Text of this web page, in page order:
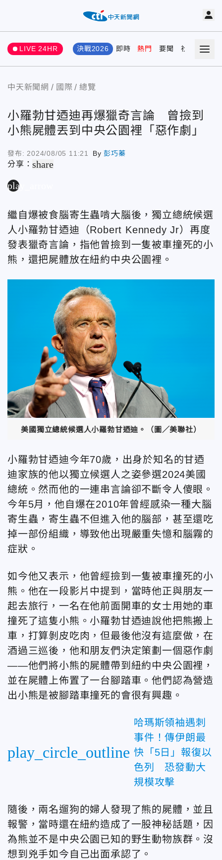
LIVE 24HR 決戰2026 即時 熱門 要聞 社會 娛樂
中天新聞網 國際 總覽
小羅勃甘迺迪再爆獵奇言論 曾撿到
小熊屍體丟到中央公園裡「惡作劇」
發布: 2024/08/05 11:21 By彭巧蓁
分享：share
play_arrow
繼自爆被食腦寄生蟲啃大腦後，獨立總統候選
人小羅勃甘迺迪（Robert Kennedy Jr）再度
發表獵奇言論，指他曾撿到一隻被車撞死的小
熊，還把屍體放在紐約中央公園裡。
美國獨立總統候選人小羅勃甘迺迪。（圖／美聯社）
小羅勃甘迺迪今年70歲，出身於知名的甘迺
迪家族的他以獨立候選人之姿參選2024美國
總統。然而他的一連串言論卻不斷令人傻眼。
今年5月，他自爆在2010年曾經感染一種大腦
寄生蟲，寄生蟲不但進入他的腦部，甚至還吃
掉一部份組織，導致他出現嚴重失憶和腦霧的
症狀。
如今他又表示，他曾經撿到一隻被車撞死的小
熊。他在一段影片中提到，當時他正與朋友一
起去旅行，一名在他前面開車的女士用她的車
撞死了這隻小熊。小羅勃甘迺迪說他把熊搬上
車，打算剝皮吃肉，但最後他沒有這麼做，在
酒過三巡後，他和朋友們決定策劃一個惡作劇
——他們將小熊的屍體帶到紐約中央公園裡，
並在屍體上佈置了一台腳踏車。他們認為營造
出小熊是被腳踏車撞死的會很有興趣。
play_circle_outline
哈瑪斯領袖遇刺
事件！傳伊朗最
快「5日」報復以
色列 恐發動大
規模攻擊
隨後，兩名遛狗的婦人發現了熊的屍體，並且
報警，當時還在紐約造成了一股神秘話題，因
為熊並不是中央公園已知的野生動物族群。沒
想到兇手如今自己出面承認了。